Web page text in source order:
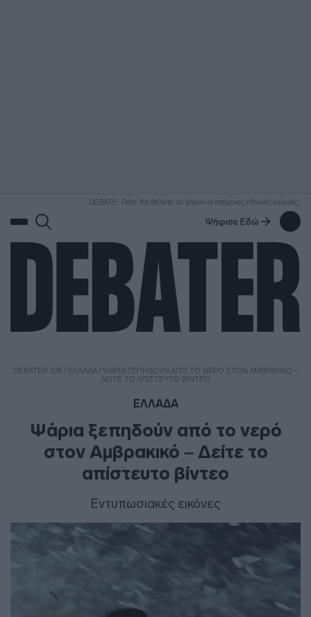
DEBATE: Πότε θα θέλατε να γίνουν οι επόμενες εθνικές εκλογές;
Ψήφισε Εδώ
DEBATER.GR / ΕΛΛΑΔΑ/ ΨΆΡΙΑ ΞΕΠΗΔΟΎΝ ΑΠΌ ΤΟ ΝΕΡΌ ΣΤΟΝ ΑΜΒΡΑΚΙΚΌ –
ΔΕΊΤΕ ΤΟ ΑΠΊΣΤΕΥΤΟ ΒΊΝΤΕΟ
ΕΛΛΑΔΑ
Ψάρια ξεπηδούν από το νερό
στον Αμβρακικό – Δείτε το
απίστευτο βίντεο
Εντυπωσιακές εικόνες